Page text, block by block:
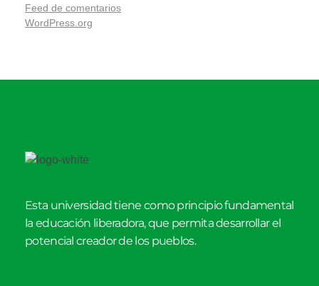
Feed de comentarios
WordPress.org
Esta universidad tiene como principio fundamental
la educación liberadora, que permita desarrollar el
potencial creador de los pueblos.